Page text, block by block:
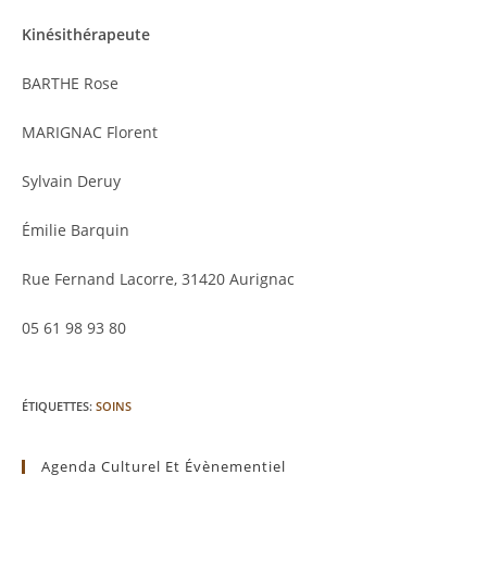
Kinésithérapeute
BARTHE Rose
MARIGNAC Florent
Sylvain Deruy
Émilie Barquin
Rue Fernand Lacorre, 31420 Aurignac
05 61 98 93 80
ÉTIQUETTES: SOINS
Agenda Culturel Et Évènementiel